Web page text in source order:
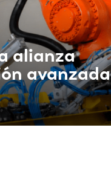
alianza
avanzada